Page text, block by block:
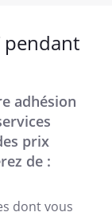
pendant
adhésion
prix
de :
dont vous